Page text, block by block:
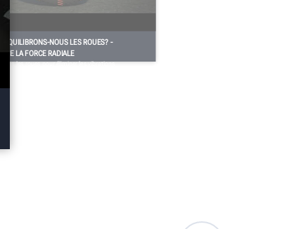
ÉQUILIBRONS-NOUS LES ROUES? -
LA FORCE RADIALE
les roues pour éliminer les vibrations